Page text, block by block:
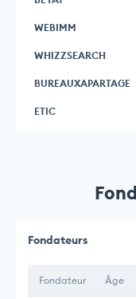
WEBIMM
WHIZZSEARCH
BUREAUXAPARTAGE
ETIC
Fondateurs
Fondateur Âge